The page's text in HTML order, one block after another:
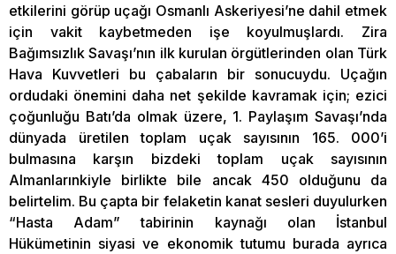
etkilerini görüp uçağı Osmanlı Askeriyesi’ne dahil etmek
için vakit kaybetmeden işe koyulmuşlardı. Zira
Bağımsızlık Savaşı’nın ilk kurulan örgütlerinden olan Türk
Hava Kuvvetleri bu çabaların bir sonucuydu. Uçağın
ordudaki önemini daha net şekilde kavramak için; ezici
çoğunluğu Batı’da olmak üzere, 1. Paylaşım Savaşı’nda
dünyada üretilen toplam uçak sayısının 165. 000’i
bulmasına karşın bizdeki toplam uçak sayısının
Almanlarınkiyle birlikte bile ancak 450 olduğunu da
belirtelim. Bu çapta bir felaketin kanat sesleri duyulurken
“Hasta Adam” tabirinin kaynağı olan İstanbul
Hükümetinin siyasi ve ekonomik tutumu burada ayrıca